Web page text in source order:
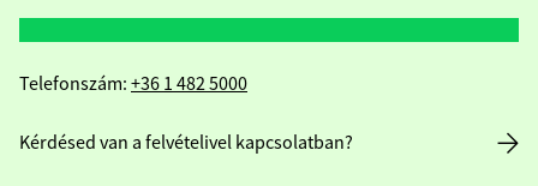
Telefonszám: +36 1 482 5000
Kérdésed van a felvételivel kapcsolatban?